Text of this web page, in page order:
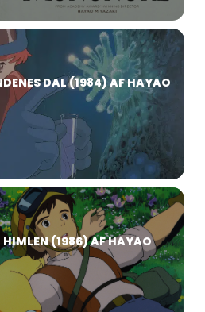
DAL (1984) AF HAYAO
(1986) AF HAYAO